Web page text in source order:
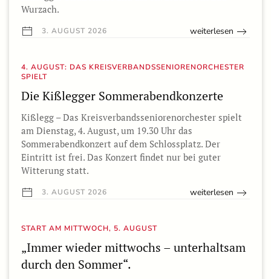
Wurzach.
3. AUGUST 2026 weiterlesen
4. AUGUST: DAS KREISVERBANDSSENIORENORCHESTER
SPIELT
Die Kißlegger Sommerabendkonzerte
Kißlegg – Das Kreisverbandsseniorenorchester spielt
am Dienstag, 4. August, um 19.30 Uhr das
Sommerabendkonzert auf dem Schlossplatz. Der
Eintritt ist frei. Das Konzert findet nur bei guter
Witterung statt.
3. AUGUST 2026 weiterlesen
START AM MITTWOCH, 5. AUGUST
„Immer wieder mittwochs – unterhaltsam
durch den Sommer“.